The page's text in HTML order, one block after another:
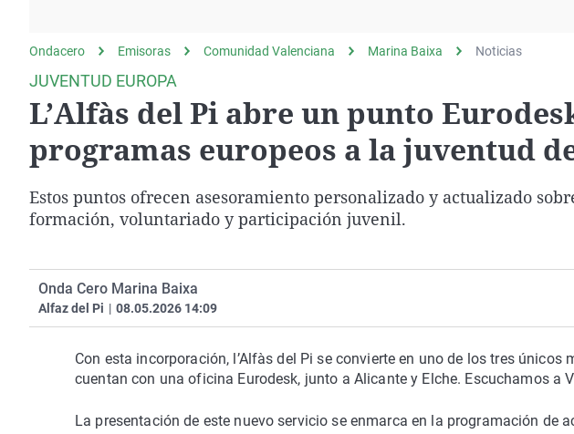
gato
Operación Viuda
Negra
País Vasco
Ondacero Emisoras Comunidad Valenciana Marina Baixa Noticias
JUVENTUD EUROPA
L’Alfàs del Pi abre un punto
programas europeos a la juventud
Estos puntos ofrecen asesoramiento personalizado y actualizado
formación, voluntariado y participación juvenil.
Onda Cero Marina Baixa
Alfaz del Pi | 08.05.2026 14:09
Con esta incorporación, l’Alfàs del Pi se convierte en uno de los tres
cuentan con una oficina Eurodesk, junto a Alicante y Elche. Escuchamos a
La presentación de este nuevo servicio se enmarca en la programación de